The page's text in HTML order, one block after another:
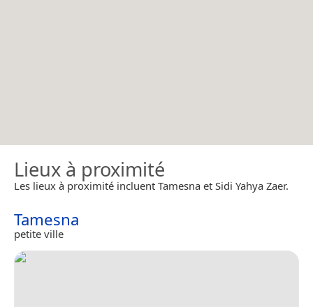
Lieux à proximité
Les lieux à proximité incluent Tamesna et Sidi Yahya Zaer.
Tamesna
petite ville